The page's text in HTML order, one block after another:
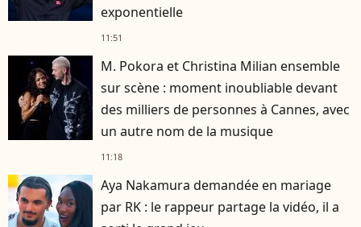
exponentielle
11:51
M. Pokora et Christina Milian ensemble
sur scène : moment inoubliable devant
des milliers de personnes à Cannes, avec
un autre nom de la musique
11:18
Aya Nakamura demandée en mariage
par RK : le rappeur partage la vidéo, il a